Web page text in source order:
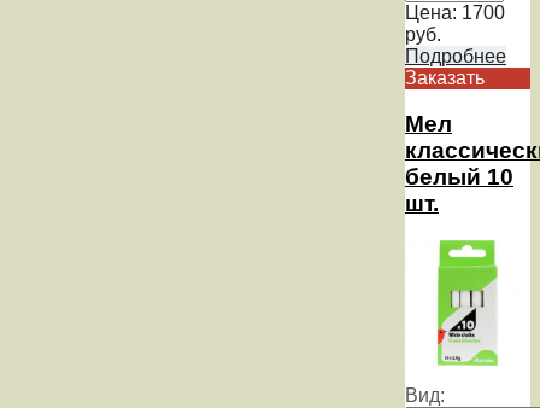
Цена: 1700
руб.
Подробнее
Заказать
Мел
белый 10
шт.
Вид: